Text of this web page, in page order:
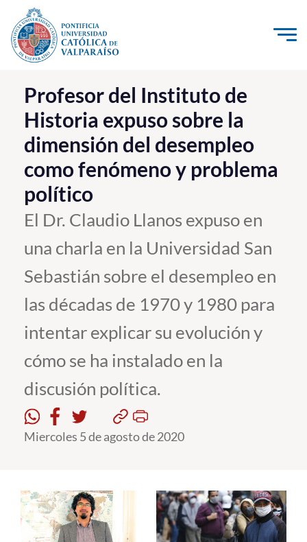
Click acá para ir directamente al contenido
La Universidad
Investigación, Creación e Innovación
PUCV Internacional
Vinculación con el Medio
Admisión
Pregrado
Postgrado
Formación Continua
Académicos
Funcionarios
Alumni
Profesor del Instituto de
Historia expuso sobre la
dimensión del desempleo
como fenómeno y problema
político
El Dr. Claudio Llanos expuso en
una charla en la Universidad San
Sebastián sobre el desempleo en
las décadas de 1970 y 1980 para
intentar explicar su evolución y
cómo se ha instalado en la
discusión política.
Miercoles 5 de agosto de 2020